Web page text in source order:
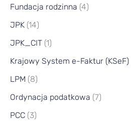
Fundacja rodzinna (4)
JPK (14)
JPK_CIT (1)
Krajowy System e-Faktur (KSeF)
LPM (8)
Ordynacja podatkowa (7)
PCC (3)